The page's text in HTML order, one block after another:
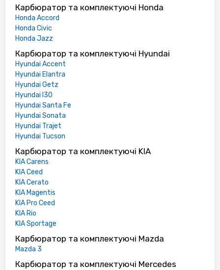
Карбюратор та комплектуючі Honda
Honda Accord
Honda Civic
Honda Jazz
Карбюратор та комплектуючі Hyundai
Hyundai Accent
Hyundai Elantra
Hyundai Getz
Hyundai I30
Hyundai Santa Fe
Hyundai Sonata
Hyundai Trajet
Hyundai Tucson
Карбюратор та комплектуючі KIA
KIA Carens
KIA Ceed
KIA Cerato
KIA Magentis
KIA Pro Ceed
KIA Rio
KIA Sportage
Карбюратор та комплектуючі Mazda
Mazda 3
Карбюратор та комплектуючі Mercedes